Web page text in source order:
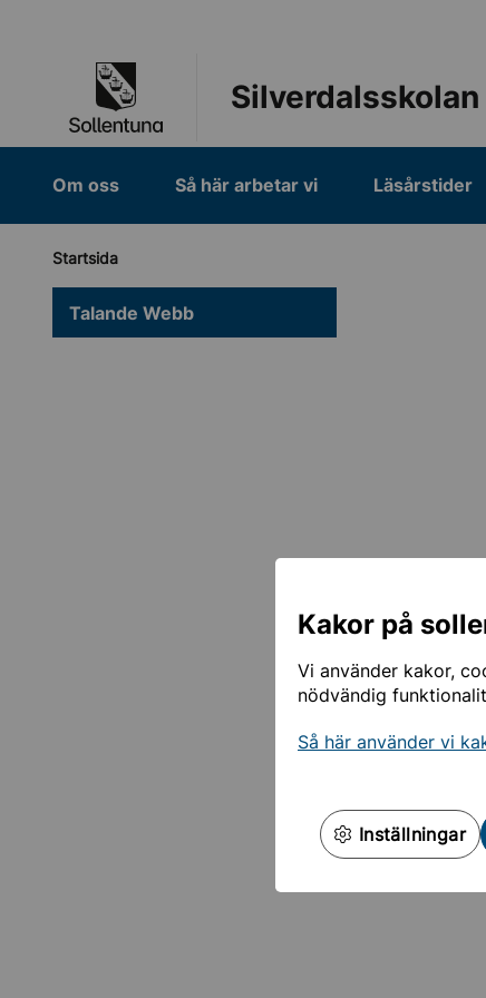
Kakor på
Vi använder kakor,
nödvändig
Så här använder vi
Inställningar
Silverdalsskolan
Om oss Så här arbetar vi Läsårstider
Startsida
Talande Webb